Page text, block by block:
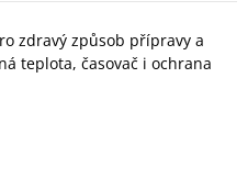
zdravý způsob přípravy a
teplota, časovač i ochrana